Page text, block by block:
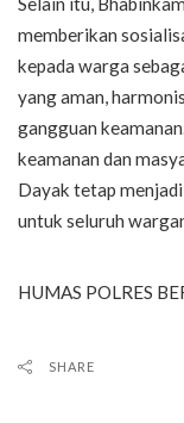
memberikan
kepada warga
yang aman,
gangguan
keamanan dan
Dayak tetap
untuk seluruh
HUMAS POLRES
SHARE